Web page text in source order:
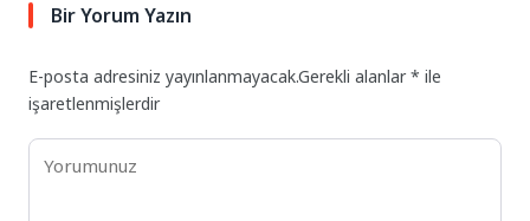
Bir Yorum Yazın
E-posta adresiniz yayınlanmayacak.Gerekli alanlar* ile
işaretlenmişlerdir